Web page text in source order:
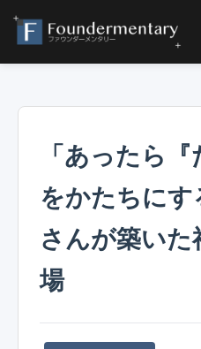
「あったら『
をかたちにす
さんが築いた
場